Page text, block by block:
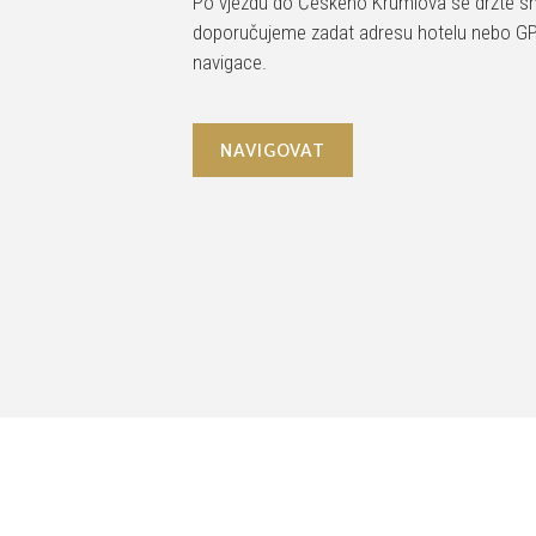
doporučujeme zadat adresu hotelu nebo
navigace.
NAVIGOVAT